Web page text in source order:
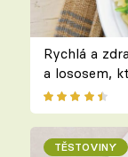
Rychlá a
a lososem,
TĚSTOVINY